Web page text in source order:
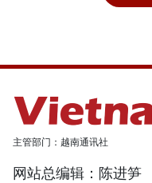
主管部门：越南通讯社
网站总编辑：陈进笋